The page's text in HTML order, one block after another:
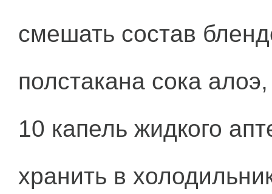
смешать состав
полстакана сока
10 капель жидкого
хранить в